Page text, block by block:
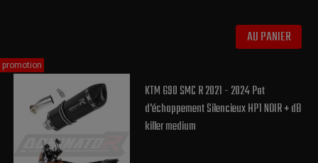
AU PANIER
KTM 690 SMC R 2021 - 2024 Pot
d'échappement Silencieux HP1 NOIR + dB
killer medium
promotion